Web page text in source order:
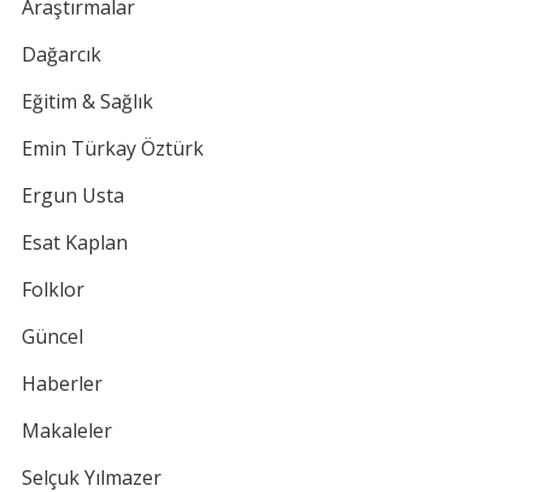
Araştırmalar
Dağarcık
Eğitim & Sağlık
Emin Türkay Öztürk
Ergun Usta
Esat Kaplan
Folklor
Güncel
Haberler
Makaleler
Selçuk Yılmazer